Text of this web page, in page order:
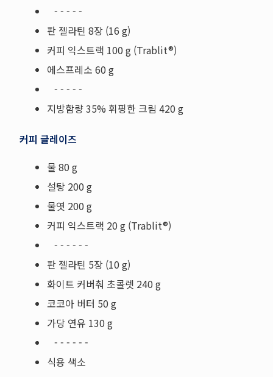
- - - - -
판 젤라틴 8장 (16 g)
커피 익스트랙 100 g (Trablit®)
에스프레소 60 g
- - - - -
지방함량 35% 휘핑한 크림 420 g
커피 글레이즈
물 80 g
설탕 200 g
물엿 200 g
커피 익스트랙 20 g (Trablit®)
- - - - - -
판 젤라틴 5장 (10 g)
화이트 커버춰 초콜렛 240 g
코코아 버터 50 g
가당 연유 130 g
- - - - - -
식용 색소